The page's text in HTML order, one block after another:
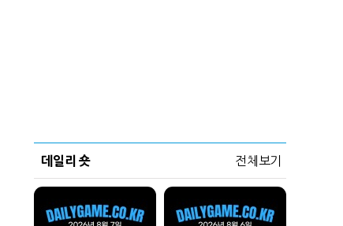
데일리 숏 전체보기